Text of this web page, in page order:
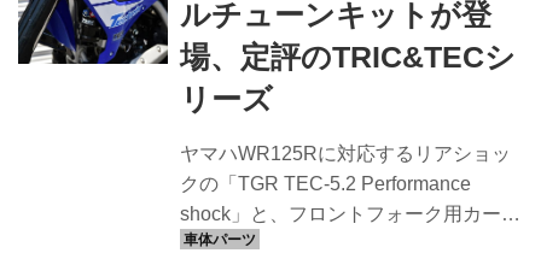
3年保証が付帯します
ルチューンキットが登
場、定評のTRIC&TECシ
リーズ
ヤマハWR125Rに対応するリアショッ
クの「TGR TEC-5.2 Performance
shock」と、フロントフォーク用カート
リッジキット「TRIC COMP KIT」が、